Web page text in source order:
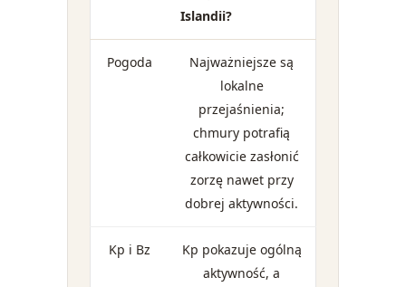
Islandii?
Pogoda
Najważniejsze są
lokalne
przejaśnienia;
chmury potrafią
całkowicie zasłonić
zorzę nawet przy
dobrej aktywności.
Kp i Bz
Kp pokazuje ogólną
aktywność, a